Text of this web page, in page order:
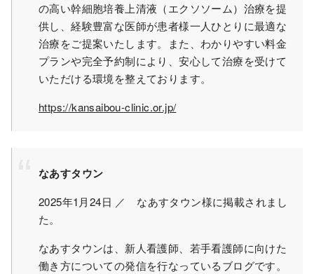
の高い幹細胞培養上清液（エクソソーム）治療を提
供し、経験豊富な医師が患者様一人ひとりに最適な
治療をご提案いたします。また、わかりやすい料金
プランや完全予約制により、安心して治療を受けて
いただける環境を整えております。
https://kansaibou-clinic.or.jp/
なあすタウン
2025年1月24日 ／ なあすタウン様に掲載されまし
た。
なあすタウンは、新人看護師、若手看護師に向けた
働き方についての発信を行なっているブログです。